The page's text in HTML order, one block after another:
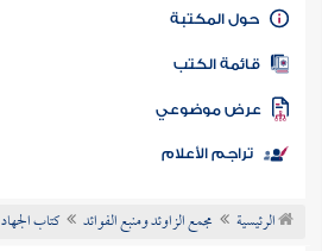
كتاب الأمة
المكتبة
الكتب
موضوعي
تراجم الأعلام
الرئيسية مجمع الزاوئد ومنبع الفوائد كتاب الجهاد